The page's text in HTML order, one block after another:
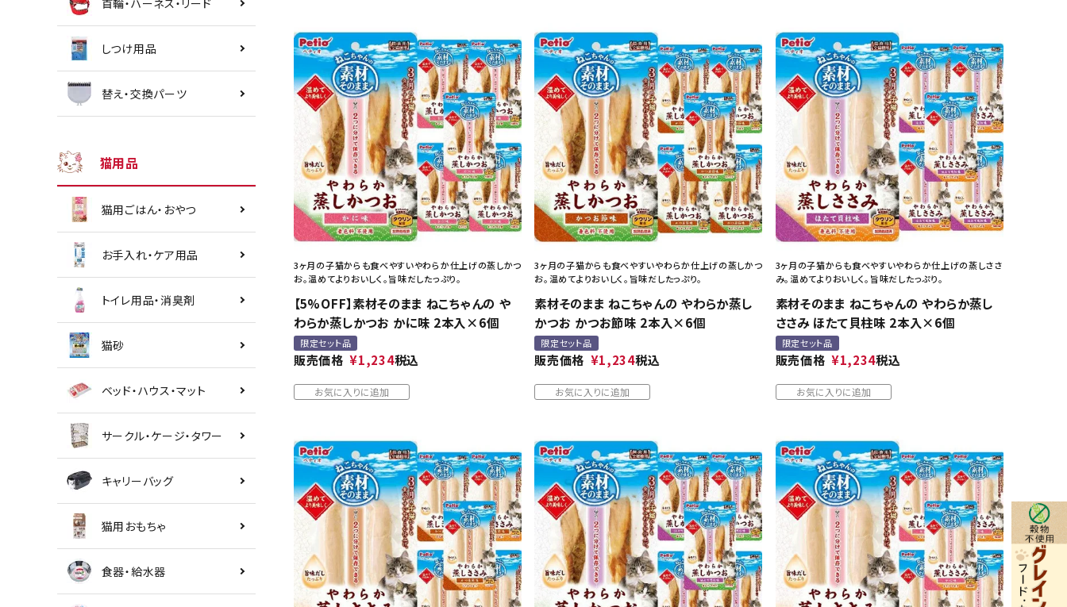
しつけ用品
替え・交換パーツ
猫用品
猫用ごはん・おやつ
お手入れ・ケア用品
トイレ用品・消臭剤
猫砂
ベッド・ハウス・マット
サークル・ケージ・タワー
キャリーバッグ
猫用おもちゃ
食器・給水器
3ヶ月の子猫からも食べやすいやわらか仕上げの蒸しかつ
お。温めてよりおいしく。旨味だしたっぷり。
【5%OFF】素材そのまま ねこちゃんの や
わらか蒸しかつお かに味 2本入×6個
限定セット品
販売価格 ¥1,234税込
お気に入りに追加
3ヶ月の子猫からも食べやすいやわらか仕上げの蒸しかつ
お。温めてよりおいしく。旨味だしたっぷり。
素材そのまま ねこちゃんの やわらか蒸し
かつお かつお節味 2本入×6個
限定セット品
販売価格 ¥1,234税込
お気に入りに追加
3ヶ月の子猫からも食べやすいやわらか仕上げの蒸しささ
み。温めてよりおいしく。旨味だしたっぷり。
素材そのまま ねこちゃんの やわらか蒸し
ささみ ほたて貝柱味 2本入×6個
限定セット品
販売価格 ¥1,234税込
お気に入りに追加